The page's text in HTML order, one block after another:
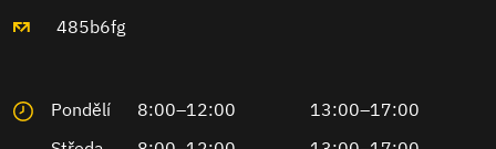
485b6fg
Pondělí 8:00–12:00
13:00–17:00